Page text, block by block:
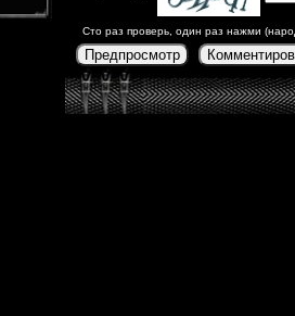
Сто раз проверь, один раз нажми
Предпросмотр